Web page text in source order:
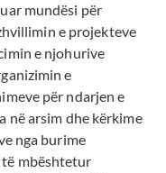
mundësi për
e projekteve
e njohurive
e
për ndarjen e
në arsim dhe kërkime
nga burime
mbështetur